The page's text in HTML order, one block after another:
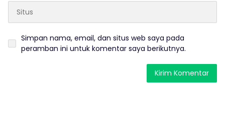
Simpan nama, email, dan situs web saya pada
peramban ini untuk komentar saya berikutnya.